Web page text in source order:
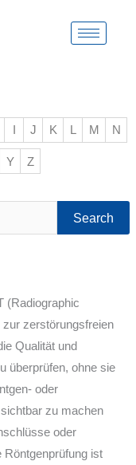
I J K L M N
Y Z
(Radiographic
zur zerstörungsfreien
Qualität und
überprüfen, ohne sie
oder
zu machen
oder
Röntgenprüfung ist